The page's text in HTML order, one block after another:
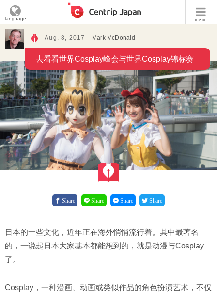
menu
language
Aug. 8, 2017 Mark McDonald
去看看世界Cosplay峰会与世界Cosplay锦标赛
Share Share Share Share
日本的一些文化，近年正在海外悄悄流行着。其中最著名
的，一说起日本大家基本都能想到的，就是动漫与Cosplay
了。
Cosplay，一种漫画、动画或类似作品的角色扮演艺术，不仅